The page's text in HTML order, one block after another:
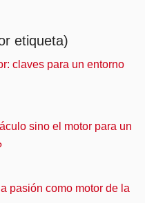
etiqueta)
claves para un entorno
sino el motor para un
pasión como motor de la